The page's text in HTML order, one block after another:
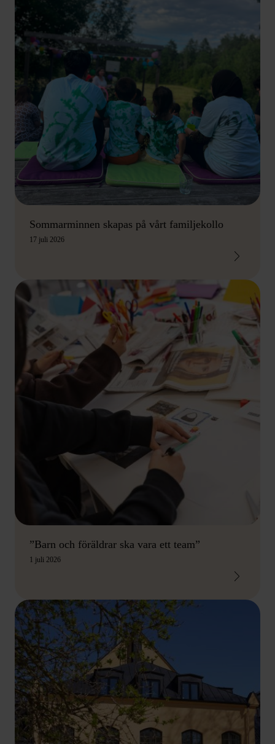
Sommarminnen skapas på vårt familjekollo
17 juli 2026
”Barn och föräldrar ska vara ett team”
1 juli 2026